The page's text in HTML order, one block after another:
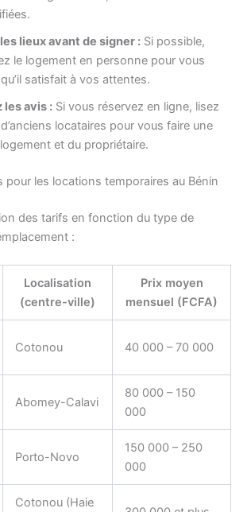
lieux avant de signer :Si possible,
le logement en personne pour vous
satisfait à vos attentes.
les avis :Si vous réservez en ligne, lisez
locataires pour vous faire une
et du propriétaire.
pour les locations temporaires au Bénin
des tarifs en fonction du type de
:
Localisation
(centre-ville)
Prix moyen
mensuel (FCFA)
Cotonou 40 000 – 70 000
Abomey-Calavi
80 000 – 150
000
Porto-Novo
150 000 – 250
000
Cotonou (Haie